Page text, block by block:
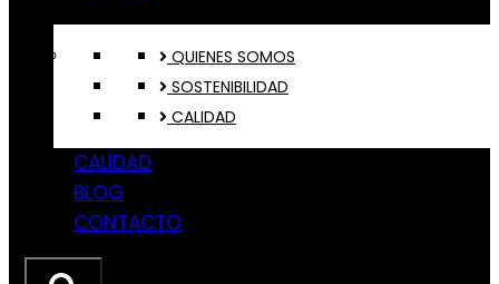
QUIENES SOMOS
SOSTENIBILIDAD
CALIDAD
CALIDAD
BLOG
CONTACTO